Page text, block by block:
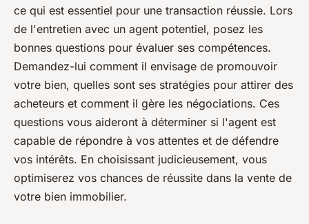
ce qui est essentiel pour une transaction réussie. Lors
de l'entretien avec un agent potentiel, posez les
bonnes questions pour évaluer ses compétences.
Demandez-lui comment il envisage de promouvoir
votre bien, quelles sont ses stratégies pour attirer des
acheteurs et comment il gère les négociations. Ces
questions vous aideront à déterminer si l'agent est
capable de répondre à vos attentes et de défendre
vos intérêts. En choisissant judicieusement, vous
optimiserez vos chances de réussite dans la vente de
votre bien immobilier.